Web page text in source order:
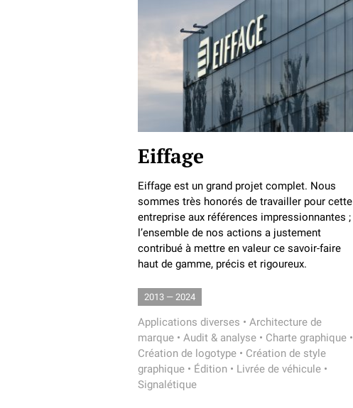
Eiffage
Eiffage est un grand projet complet. Nous
sommes très honorés de travailler pour cette
entreprise aux références impressionnantes ;
l’ensemble de nos actions a justement
contribué à mettre en valeur ce savoir-faire
haut de gamme, précis et rigoureux.
2013 — 2024
Applications diverses • Architecture de
marque • Audit & analyse • Charte graphique •
Création de logotype • Création de style
graphique • Édition • Livrée de véhicule •
Signalétique